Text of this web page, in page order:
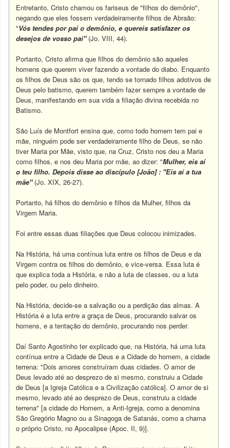
Entretanto, Cristo chamou os fariseus de "filhos do demônio",
negando que eles fossem verdadeiramente filhos de Abraão:
"Vós tendes por pai o demônio, e quereis satisfazer os
desejos de vosso pai"(Jo. VIII, 44).
Portanto, Cristo afirma que filhos do demônio são aqueles
homens que querem viver fazendo a vontade do diabo. Enquanto
os filhos de Deus são os que, tendo se tornado filhos adotivos de
Deus pelo batismo, querem também fazer sempre a vontade de
Deus, manifestando em sua vida a filiação divina recebida no
Batismo.
São Luís de Montfort ensina que, como todo homem tem pai e
mãe, ninguém pode ser verdadeiramente filho de Deus, se não
tiver Maria por Mãe, visto que, na Cruz, Cristo nos deu a Maria
como filhos, e nos deu Maria por mãe, ao dizer: "Mulher, eis aí
o teu filho. Depois disse ao discípulo [João] : "Eis aí a tua
mãe"(Jo. XIX, 26-27).
Portanto, há filhos do demônio e filhos da Mulher, filhos da
Virgem Maria.
Foi entre essas duas filiações que Deus colocou inimizades.
Na História, há uma contínua luta entre os filhos de Deus e da
Virgem contra os filhos do demônio, e vice-versa. Essa luta é
que explica toda a História, e não a luta de classes, ou a luta
pelo poder, ou pelo dinheiro.
Na História, decide-se a salvação ou a perdição das almas. A
História é a luta entre a graça de Deus, procurando salvar os
homens, e a tentação do demônio, procurando nos perder.
Daí Santo Agostinho ter explicado que, na História, há uma luta
contínua entre a Cidade de Deus e a Cidade do homem, a cidade
terrena: "Dois amores construíram duas cidades. O amor de
Deus levado até ao desprezo de si mesmo, construiu a Cidade
de Deus [a Igreja Católica e a Civilização católica]. O amor de si
mesmo, levado até ao desprezo de Deus, construiu a cidade
terrena" [a cidade do Homem, a Anti-Igreja, como a denomina
São Gregório Magno ou a Sinagoga de Satanás, como a chama
o próprio Cristo, no Apocalipse (Apoc. II, 9)].